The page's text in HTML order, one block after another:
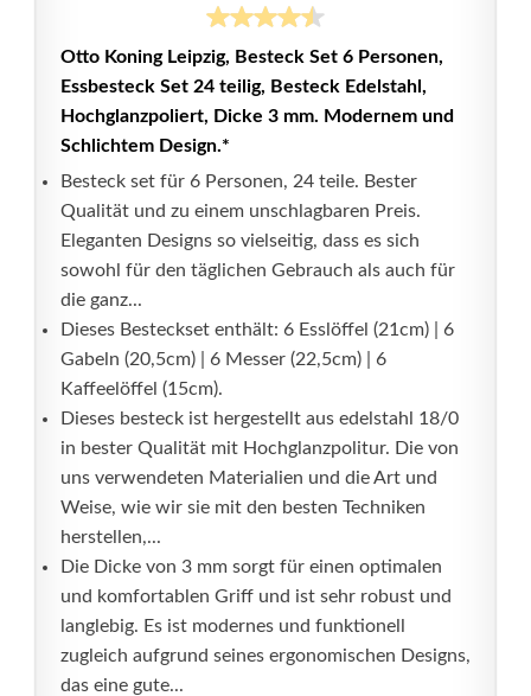
Otto Koning Leipzig, Besteck Set 6 Personen,
Essbesteck Set 24 teilig, Besteck Edelstahl,
Hochglanzpoliert, Dicke 3 mm. Modernem und
Schlichtem Design.*
Besteck set für 6 Personen, 24 teile. Bester
Qualität und zu einem unschlagbaren Preis.
Eleganten Designs so vielseitig, dass es sich
sowohl für den täglichen Gebrauch als auch für
die ganz...
Dieses Besteckset enthält: 6 Esslöffel (21cm) | 6
Gabeln (20,5cm) | 6 Messer (22,5cm) | 6
Kaffeelöffel (15cm).
Dieses besteck ist hergestellt aus edelstahl 18/0
in bester Qualität mit Hochglanzpolitur. Die von
uns verwendeten Materialien und die Art und
Weise, wie wir sie mit den besten Techniken
herstellen,...
Die Dicke von 3 mm sorgt für einen optimalen
und komfortablen Griff und ist sehr robust und
langlebig. Es ist modernes und funktionell
zugleich aufgrund seines ergonomischen Designs,
das eine gute...